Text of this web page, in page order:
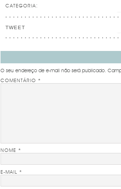
CATEGORIA:
TWEET
O seu endereço de e-mail não será publicado.
COMENTÁRIO *
NOME *
E-MAIL *